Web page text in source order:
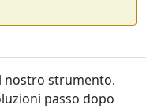
nostro strumento.
passo dopo